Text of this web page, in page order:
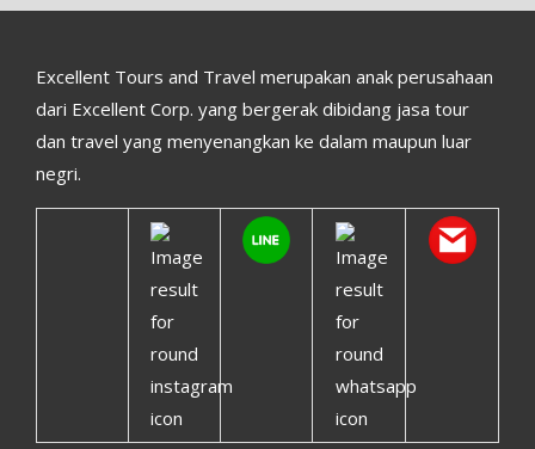
Excellent Tours and Travel merupakan anak perusahaan
dari Excellent Corp. yang bergerak dibidang jasa tour
dan travel yang menyenangkan ke dalam maupun luar
negri.